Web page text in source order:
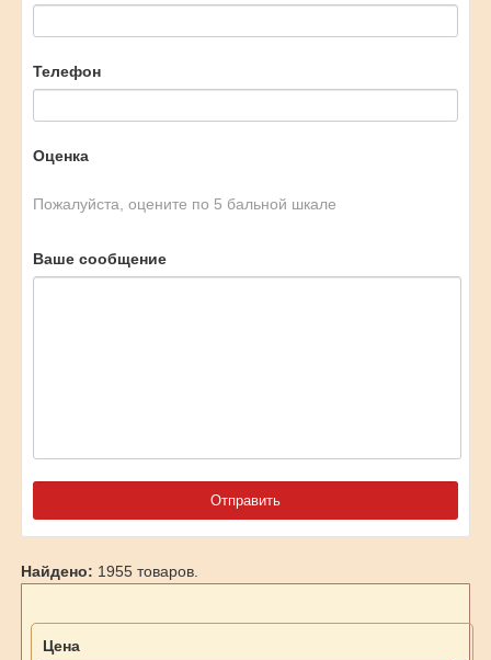
Телефон
Оценка
Пожалуйста, оцените по 5 бальной шкале
Ваше сообщение
Найдено: 1955 товаров.
Цена